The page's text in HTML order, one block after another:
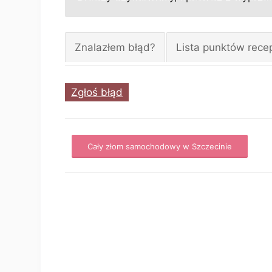
Znalazłem błąd? Lista punktów
Zgłoś błąd
Cały złom samochodowy w Szczecinie